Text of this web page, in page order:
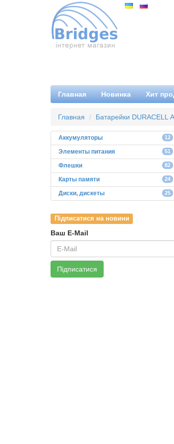
Главная Новинка Хит
Главная Батарейки DURACELL
Аккумуляторы 12
Элементы питания 51
Флешки 82
Карты памяти 24
Диски, дискеты 25
Підписатися на новини
Ваш E-Mail
Підписатися